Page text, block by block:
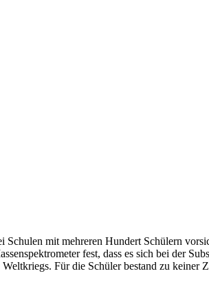
mit mehreren Hundert Schülern
fest, dass es sich bei der
Für die Schüler bestand zu keiner